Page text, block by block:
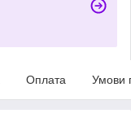
Оплата Умови